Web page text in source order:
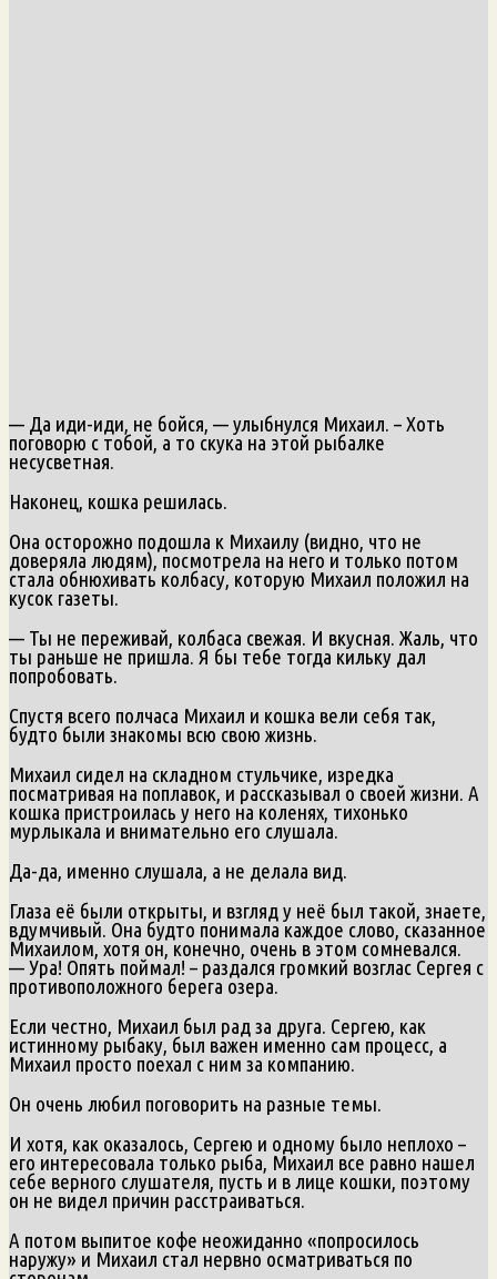
— Да иди-иди, не бойся, — улыбнулся Михаил. – Хоть
поговорю с тобой, а то скука на этой рыбалке
несусветная.
Наконец, кошка решилась.
Она осторожно подошла к Михаилу (видно, что не
доверяла людям), посмотрела на него и только потом
стала обнюхивать колбасу, которую Михаил положил на
кусок газеты.
— Ты не переживай, колбаса свежая. И вкусная. Жаль, что
ты раньше не пришла. Я бы тебе тогда кильку дал
попробовать.
Спустя всего полчаса Михаил и кошка вели себя так,
будто были знакомы всю свою жизнь.
Михаил сидел на складном стульчике, изредка
посматривая на поплавок, и рассказывал о своей жизни. А
кошка пристроилась у него на коленях, тихонько
мурлыкала и внимательно его слушала.
Да-да, именно слушала, а не делала вид.
Глаза её были открыты, и взгляд у неё был такой, знаете,
вдумчивый. Она будто понимала каждое слово, сказанное
Михаилом, хотя он, конечно, очень в этом сомневался.
— Ура! Опять поймал! – раздался громкий возглас Сергея с
противоположного берега озера.
Если честно, Михаил был рад за друга. Сергею, как
истинному рыбаку, был важен именно сам процесс, а
Михаил просто поехал с ним за компанию.
Он очень любил поговорить на разные темы.
И хотя, как оказалось, Сергею и одному было неплохо –
его интересовала только рыба, Михаил все равно нашел
себе верного слушателя, пусть и в лице кошки, поэтому
он не видел причин расстраиваться.
А потом выпитое кофе неожиданно «попросилось
наружу» и Михаил стал нервно осматриваться по